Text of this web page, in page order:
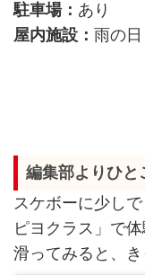
駐車場： あり
屋内施設： 雨の日
編集部よりひと
スケボーに少し
ピヨクラス」で体
滑ってみると、